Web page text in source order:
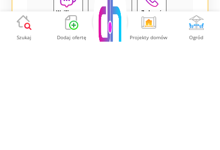
Szukaj Dodaj ofertę Projekty domów Ogród